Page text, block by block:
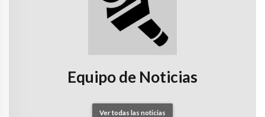
Equipo de Noticias
Ver todas las noticias